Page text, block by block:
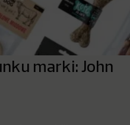
marki: John